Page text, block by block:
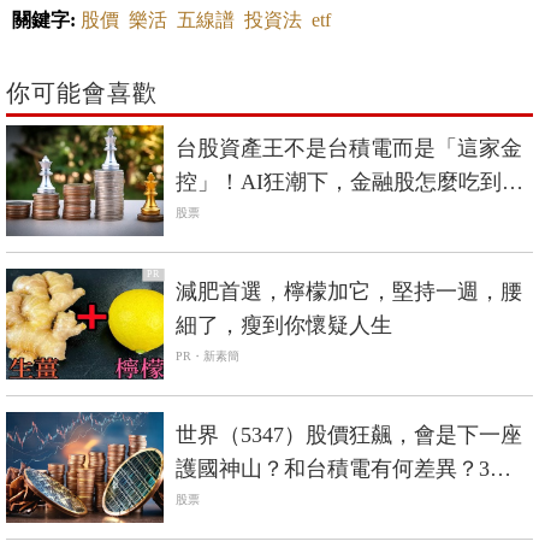
關鍵字: 股價 樂活 五線譜 投資法 etf
你可能會喜歡
台股資產王不是台積電而是「這家金
控」！AI狂潮下，金融股怎麼吃到紅
利？
股票
PR
減肥首選，檸檬加它，堅持一週，腰
細了，瘦到你懷疑人生
PR・新素簡
世界（5347）股價狂飆，會是下一座
護國神山？和台積電有何差異？3分
鐘剖析
股票